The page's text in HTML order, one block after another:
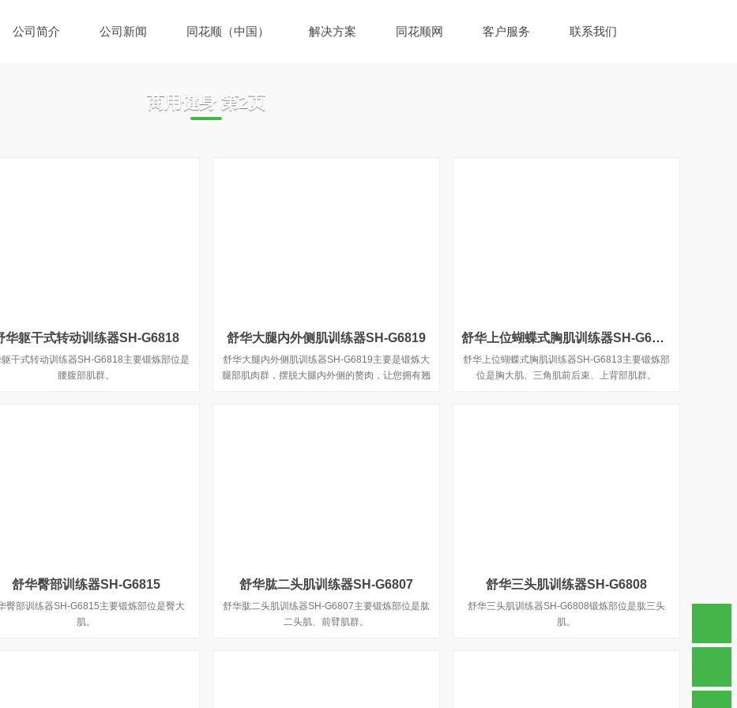
公司简介 公司新闻 同花顺（中国） 解决方案 同花顺网 客户服务 联系我们
商用健身 第2页
华躯干式转动训练器SH-G6818
干式转动训练器SH-G6818主要锻炼部位是
腰腹部肌群。
舒华大腿内外侧肌训练器SH-G6819
舒华大腿内外侧肌训练器SH-G6819主要是锻炼大
腿部肌肉群，摆脱大腿内外侧的赘肉，让您拥有翘
舒华上位蝴蝶式胸肌训练器SH-G6813
舒华上位蝴蝶式胸肌训练器SH-G6813主要锻炼部
位是胸大肌、三角肌前后束、上背部肌群。
舒华臀部训练器SH-G6815
臀部训练器SH-G6815主要锻炼部位是臀大
肌。
舒华肱二头肌训练器SH-G6807
舒华肱二头肌训练器SH-G6807主要锻炼部位是肱
二头肌、前臂肌群。
舒华三头肌训练器SH-G6808
舒华三头肌训练器SH-G6808锻炼部位是肱三头
肌。